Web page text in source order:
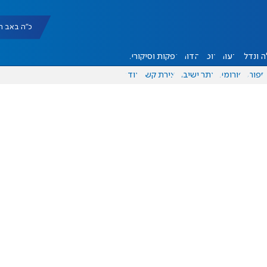
כ"ה באב תשפ"ו
ונדל"ן דעות אוכל יהדות הפקות וסיקורים
ספורט פורומים אתר ישיבה יצירת קשר עוד